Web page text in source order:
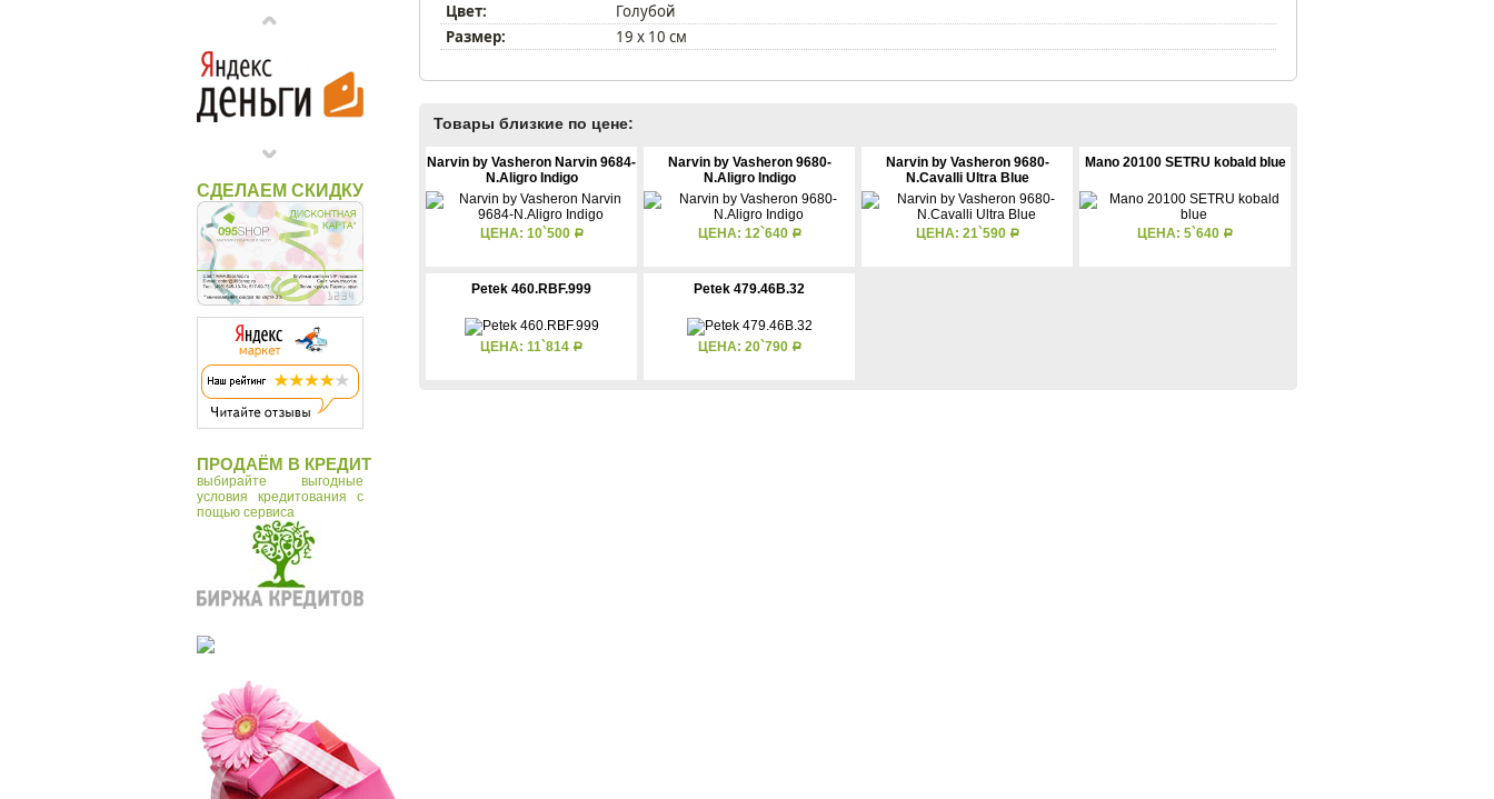
СДЕЛАЕМ СКИДКУ
ПРОДАЁМ В КРЕДИТ
выбирайте выгодные
условия кредитования с
пощью сервиса
Цвет:
Голубой
Размер:
19 х 10 см
Товары близкие по цене:
Narvin by Vasheron Narvin 9684-
N.Aligro Indigo
ЦЕНА: 10`500 Р
Narvin by Vasheron 9680-
N.Aligro Indigo
ЦЕНА: 12`640 Р
Narvin by Vasheron 9680-
N.Cavalli Ultra Blue
ЦЕНА: 21`590 Р
Mano 20100 SETRU kobald blue
ЦЕНА: 5`640 Р
Petek 460.RBF.999
ЦЕНА: 11`814 Р
Petek 479.46B.32
ЦЕНА: 20`790 Р